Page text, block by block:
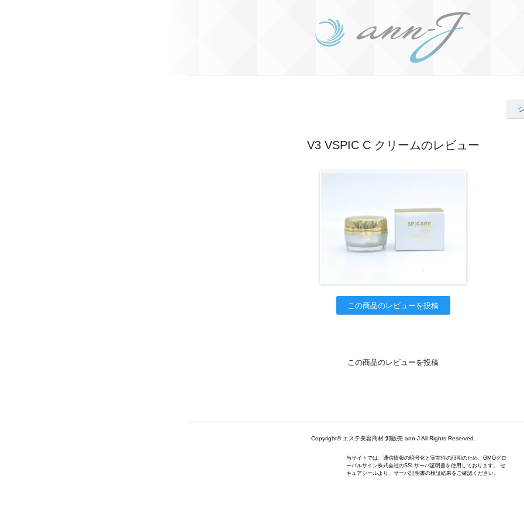
V3 VSPIC C クリームのレビュー
この商品のレビューを投稿
この商品のレビューを投稿
Copyright© エステ美容商材 卸販売 ann-J All Rights Reserved.
当サイトでは、通信情報の暗号化と実在性の証明のため、GMOグロ
ーバルサイン株式会社のSSLサーバ証明書を使用しております。 セ
キュアシールより、サーバ証明書の検証結果をご確認ください。